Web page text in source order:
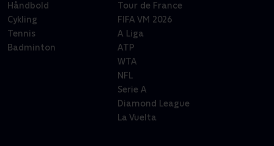
Håndbold
Cykling
Tennis
Badminton
Tour de France
FIFA VM 2026
A Liga
ATP
WTA
NFL
Serie A
Diamond League
La Vuelta